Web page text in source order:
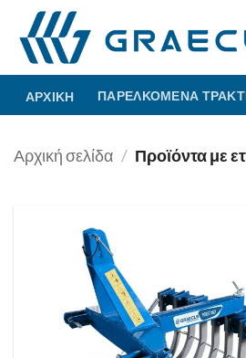
Μετάβαση
στο
περιεχόμενο
ΑΡΧΙΚΉ ΠΑΡΕΛΚΌΜΕΝΑ
Αρχική σελίδα / Προϊόντα με